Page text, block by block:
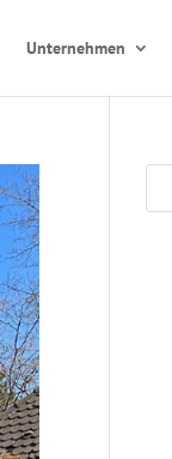
Unternehmen